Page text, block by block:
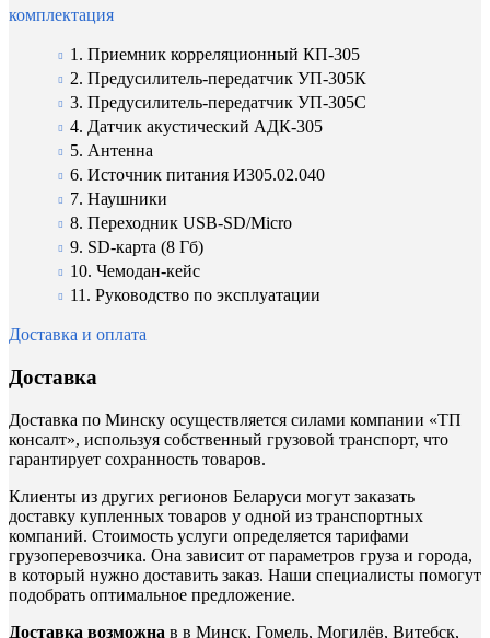
комплектация
1. Приемник корреляционный КП-305
2. Предусилитель-передатчик УП-305К
3. Предусилитель-передатчик УП-305С
4. Датчик акустический АДК-305
5. Антенна
6. Источник питания И305.02.040
7. Наушники
8. Переходник USB-SD/Micro
9. SD-карта (8 Гб)
10. Чемодан-кейс
11. Руководство по эксплуатации
Доставка и оплата
Доставка
Доставка по Минску осуществляется силами компании «ТП
консалт», используя собственный грузовой транспорт, что
гарантирует сохранность товаров.
Клиенты из других регионов Беларуси могут заказать
доставку купленных товаров у одной из транспортных
компаний. Стоимость услуги определяется тарифами
грузоперевозчика. Она зависит от параметров груза и города,
в который нужно доставить заказ. Наши специалисты помогут
подобрать оптимальное предложение.
Доставка возможна в в Минск, Гомель, Могилёв, Витебск,